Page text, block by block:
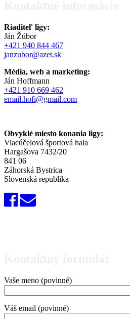
Riaditeľ ligy:
Ján Žúbor
+421 940 844 467
janzubor@azet.sk
Média, web a marketing:
Ján Hoffmann
+421 910 669 462
email.hofi@gmail.com
Obvyklé miesto konania ligy:
Viacúčelová športová hala
Hargašova 7432/20
841 06
Záhorská Bystrica
Slovenská republika
Vaše meno (povinné)
Váš email (povinné)